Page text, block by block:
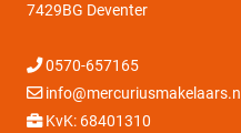
7429BG Deventer
0570-657165
info@mercuriusmakelaars.nl
KvK: 68401310